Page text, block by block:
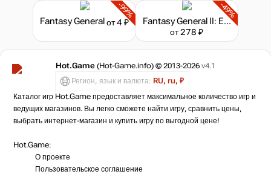
-99%
Fantasy Generalот 4 ₽
-49%
Fantasy General II: Evolution
от 278 ₽
Hot.Game (Hot-Game.info) © 2013-2026 v4.1
Регион, язык и валюта: RU, ru, ₽
Каталог игр Hot.Game предоставляет максимальное количество игр и
ведущих магазинов. Вы легко сможете найти игру, сравнить цены,
выбрать интернет-магазин и купить игру по выгодной цене!
Hot.Game:
О проекте
Пользовательское соглашение